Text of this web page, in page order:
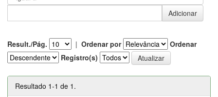
Result./Pág. | Ordenar por
Ordenar
Registro(s)
Resultado 1-1 de 1.